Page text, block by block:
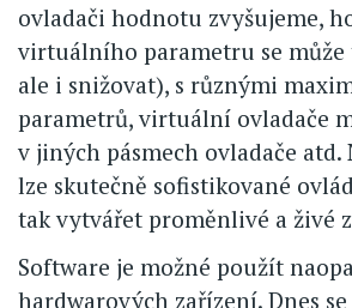
ovladači hodnotu zvyšujeme,
virtuálního parametru se může
ale i snižovat), s různými
parametrů, virtuální ovladače
v jiných pásmech ovladače
lze skutečně sofistikované
tak vytvářet proměnlivé a živé
Software je možné použít
hardwarových zařízení. Dnes